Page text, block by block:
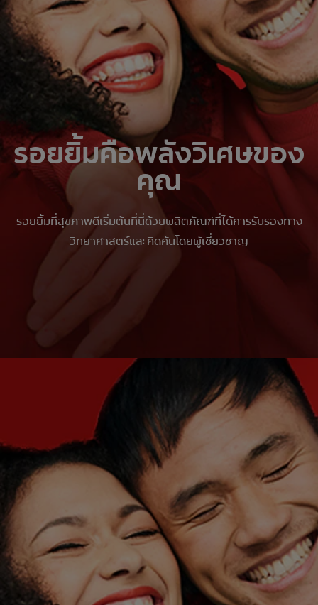
รอยยิ้มคือพลังวิเศษของ
คุณ
รอยยิ้มที่สุขภาพดีเริ่มต้นที่นี่ด้วยผลิตภัณฑ์ที่ได้การรับรองทาง
วิทยาศาสตร์และคิดค้นโดยผู้เชี่ยวชาญ